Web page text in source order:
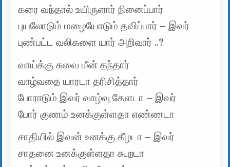
கரை வந்தால் உயிருளார் நினைப்பார்
புயலோடும் மழையோடும் தவிப்பார் – இவர்
புண்பட்ட வலிகளை யார் அறிவார் ..?
வாய்க்கு சுவை மீன் தந்தார்
வாழ்வதை யாரடா தரிசித்தார்
போராடும் இவர் வாழ்வு கேளடா – இவர்
போர் குணம் உனக்குள்ளதா எண்ணடா
சாதியில் இவன் உனக்கு கீழடா – இவர்
சாதனை உனக்குள்ளதா கூறடா